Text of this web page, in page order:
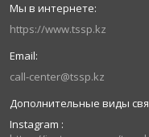
https://www.tssp.kz
call-center@tssp.kz
Instagram